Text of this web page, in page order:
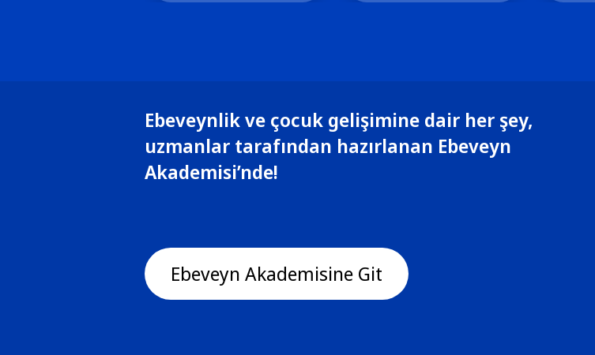
Ebeveynlik ve çocuk gelişimine dair her şey,
uzmanlar tarafından hazırlanan Ebeveyn
Akademisi’nde!
Ebeveyn Akademisine Git